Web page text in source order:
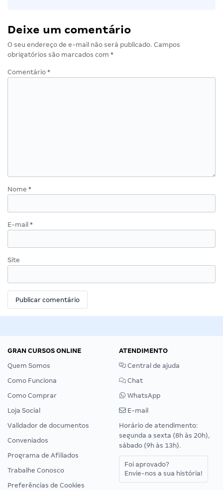
Deixe um comentário
O seu endereço de e-mail não será publicado. Campos
obrigatórios são marcados com *
Comentário *
Nome *
E-mail *
Site
GRAN CURSOS ONLINE
Quem Somos
Como Funciona
Como Comprar
Loja Social
Validador de documentos
Conveniados
Programa de Afiliados
Trabalhe Conosco
Preferências de Cookies
ATENDIMENTO
Central de ajuda
Chat
WhatsApp
E-mail
Horário de atendimento:
segunda a sexta (8h às 20h),
sábado (9h às 13h).
Foi aprovado?
Envie-nos a sua história!